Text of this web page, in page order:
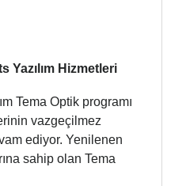
Yazılım Hizmetleri
Tema Optik programı
vazgeçilmez
ediyor. Yenilenen
sahip olan Tema